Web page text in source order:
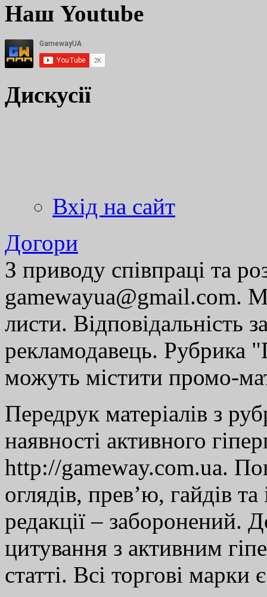
Наш Youtube
Дискусії
Вхід на сайт
Догори
З приводу співпраці та
gamewayua@gmail.com.
листи. Відповідальність
рекламодавець. Рубрика
можуть містити промо-
Передрук матеріалів з
наявності активного
http://gameway.com.ua.
оглядів, прев’ю, гайдів
редакції – заборонений.
цитування з активним
статті. Всі торгові марки